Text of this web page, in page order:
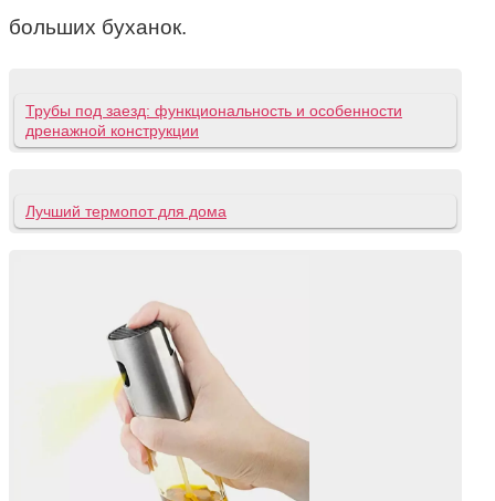
больших буханок.
Трубы под заезд: функциональность и особенности
дренажной конструкции
Лучший термопот для дома